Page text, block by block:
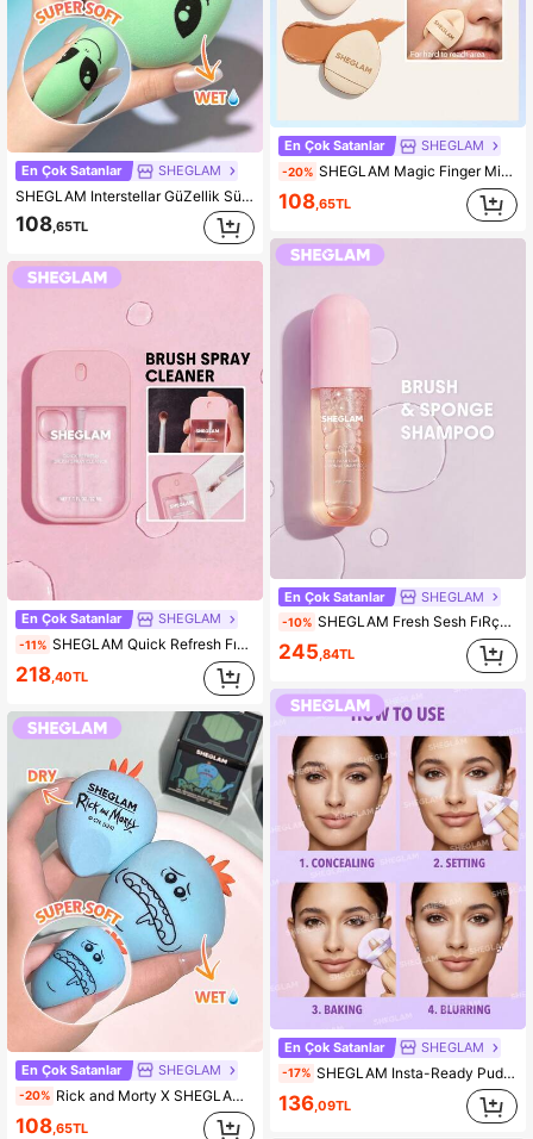
En Çok Satanlar SHEGLAM
SHEGLAM Interstellar GüZellik SüNgeri KadıNlar Ve KıZlar IçIn Marka GüZellik Kozmetik Makyaj
108,65TL
En Çok Satanlar SHEGLAM
-11% SHEGLAM Quick Refresh FıRçA Temizleme Spreyi 32Ml KadıNlar Ve KıZlar IçIn Marka GüZellik Kozmetik Makyaj
218,40TL
En Çok Satanlar SHEGLAM
-20% Rick and Morty X SHEGLAM Mr. Meeseeks GüZellik SüNgeri KadıNlar Ve KıZlar IçIn Marka GüZellik Kozmetik Makyaj
108 ,65TL
En Çok Satanlar SHEGLAM
-20% SHEGLAM Magic Finger Mini SüNger KadıNlar Ve KıZlar IçIn Marka GüZellik Kozmetik Makyaj
108,65TL
En Çok Satanlar SHEGLAM
-10% SHEGLAM Fresh Sesh FıRçA Ve SüNger ŞAmpuanı-Pink KadıNlar Ve KıZlar IçIn Marka GüZellik Kozmetik Makyaj
245,84TL
En Çok Satanlar SHEGLAM
-17% SHEGLAM Insta-Ready Pudra Ponponu KadıNlar Ve KıZlar IçIn Marka GüZellik Kozmetik Makyaj
136 ,09TL